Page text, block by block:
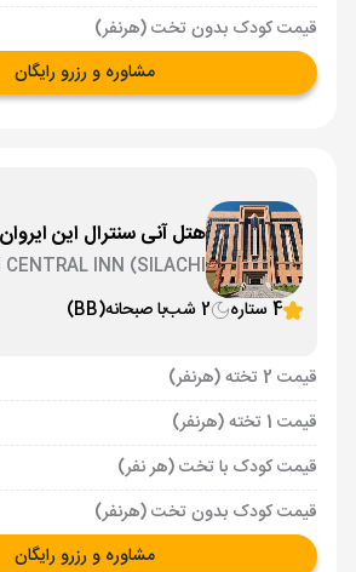
قیمت کودک بدون تخت (هرنفر)
مشاوره و رزرو رایگان
هتل آنی سنترال این
INN (SILACHI)
4 ستاره
2 شب با صبحانه(BB)
قیمت 2 تخته (هرنفر)
قیمت 1 تخته (هرنفر)
قیمت کودک با تخت (هر نفر)
قیمت کودک بدون تخت (هرنفر)
مشاوره و رزرو رایگان